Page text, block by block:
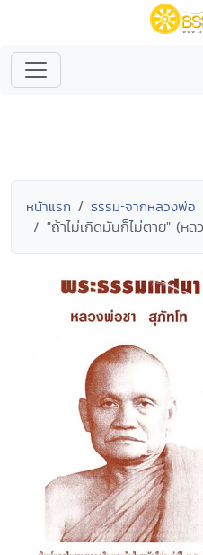
หน้าแรก ธรรมะจากหลวงพ่อ
"ถ้าไม่เกิดมันก็ไม่ตาย" (หล